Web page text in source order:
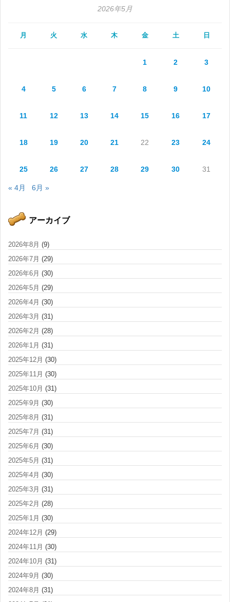
2026年5月
月 火 水 木 金 土 日
1 2 3
4 5 6 7 8 9 10
11 12 13 14 15 16 17
18 19 20 21 22 23 24
25 26 27 28 29 30 31
« 4月 6月 »
アーカイブ
2026年8月 (9)
2026年7月 (29)
2026年6月 (30)
2026年5月 (29)
2026年4月 (30)
2026年3月 (31)
2026年2月 (28)
2026年1月 (31)
2025年12月 (30)
2025年11月 (30)
2025年10月 (31)
2025年9月 (30)
2025年8月 (31)
2025年7月 (31)
2025年6月 (30)
2025年5月 (31)
2025年4月 (30)
2025年3月 (31)
2025年2月 (28)
2025年1月 (30)
2024年12月 (29)
2024年11月 (30)
2024年10月 (31)
2024年9月 (30)
2024年8月 (31)